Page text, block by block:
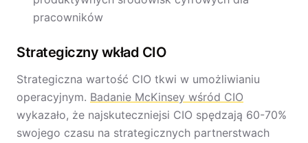
pracowników
Strategiczny wkład CIO
Strategiczna wartość CIO tkwi w umożliwianiu
operacyjnym. Badanie McKinsey wśród CIO
wykazało, że najskuteczniejsi CIO spędzają 60-70%
swojego czasu na strategicznych partnerstwach